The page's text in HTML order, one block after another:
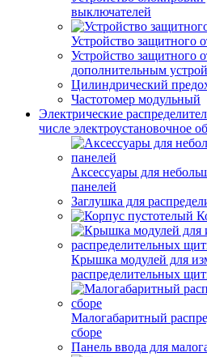
выключателей
Устройство защитного
Устройство защитного
дополнительным
Цилиндрический
Частотомер модульный
Электрические
числе электроустановочное
Аксессуары для
панелей
Заглушка для
Крышка модулей для
распределительных
Малогабаритный
сборе
Панель ввода для